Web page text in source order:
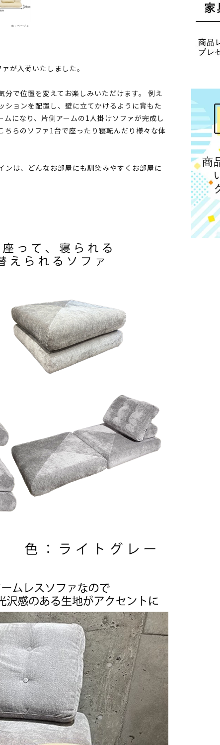
が入荷いたしました。
で位置を変えてお楽しみいただけます。 例え
ョンを配置し、壁に立てかけるように背もた
になり、片側アームの1人掛けソファが完成し
ちらのソファ1台で座ったり寝転んだり様々な体
ンは、どんなお部屋にも馴染みやすくお部屋に